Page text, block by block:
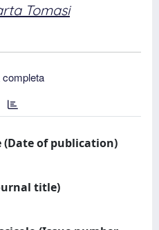
Tomasi
of publication)
title)